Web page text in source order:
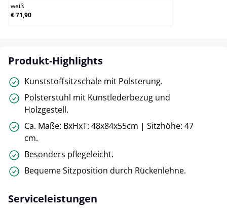
weiß
€ 71,90
Produkt-Highlights
Kunststoffsitzschale mit Polsterung.
Polsterstuhl mit Kunstlederbezug und
Holzgestell.
Ca. Maße: BxHxT: 48x84x55cm | Sitzhöhe: 47
cm.
Besonders pflegeleicht.
Bequeme Sitzposition durch Rückenlehne.
Serviceleistungen